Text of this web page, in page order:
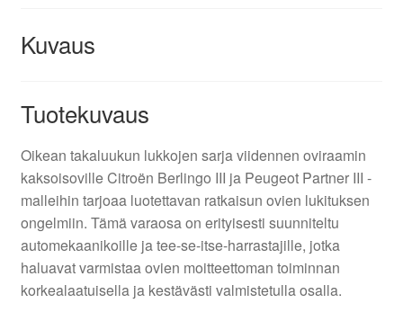
Kuvaus
Tuotekuvaus
Oikean takaluukun lukkojen sarja viidennen oviraamin
kaksoisoville Citroën Berlingo III ja Peugeot Partner III -
malleihin tarjoaa luotettavan ratkaisun ovien lukituksen
ongelmiin. Tämä varaosa on erityisesti suunniteltu
automekaanikoille ja tee-se-itse-harrastajille, jotka
haluavat varmistaa ovien moitteettoman toiminnan
korkealaatuisella ja kestävästi valmistetulla osalla.